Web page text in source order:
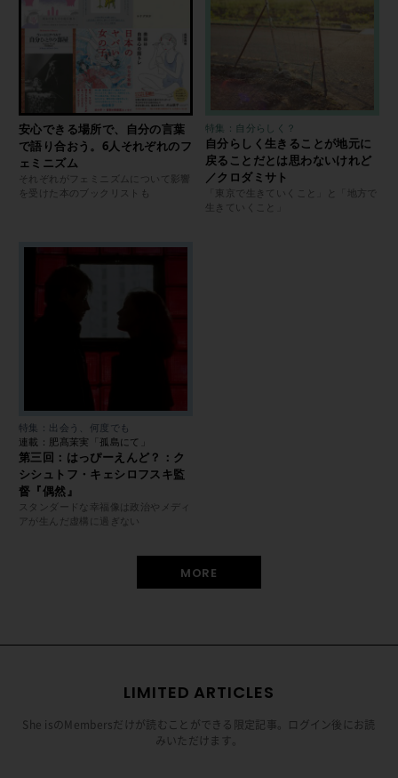
安心できる場所で、自分の言葉
で語り合おう。6人それぞれのフ
ェミニズム
それぞれがフェミニズムについて影響
を受けた本のブックリストも
特集：自分らしく？
自分らしく生きることが地元に
戻ることだとは思わないけれど
／クロダミサト
「東京で生きていくこと」と「地方で
生きていくこと」
特集：出会う、何度でも
連載：肥髙茉実「孤島にて」
第三回：はっぴーえんど？：ク
シシュトフ・キェシロフスキ監
督『偶然』
スタンダードな幸福像は政治やメディ
アが生んだ虚構に過ぎない
MORE
LIMITED ARTICLES
She isのMembersだけが読むことができる限定記事。ログイン後にお読
みいただけます。